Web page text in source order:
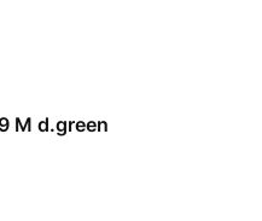
M d.green